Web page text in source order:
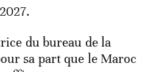
du bureau de la
sa part que le Maroc